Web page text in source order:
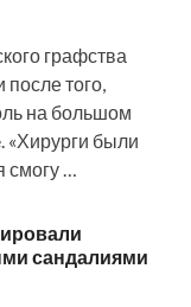
графства
того,
на большом
«Хирурги были
смогу …
сандалиями